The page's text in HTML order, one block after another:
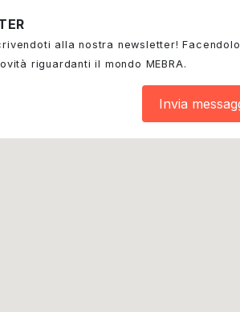
alla nostra newsletter! Facendolo
riguardanti il mondo MEBRA.